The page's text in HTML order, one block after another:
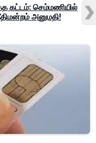
கட்டம்: செம்மணியில்
அனுமதி!